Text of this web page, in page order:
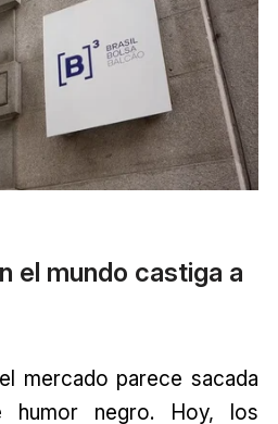
el mundo castiga a
mercado parece sacada
humor negro. Hoy, los